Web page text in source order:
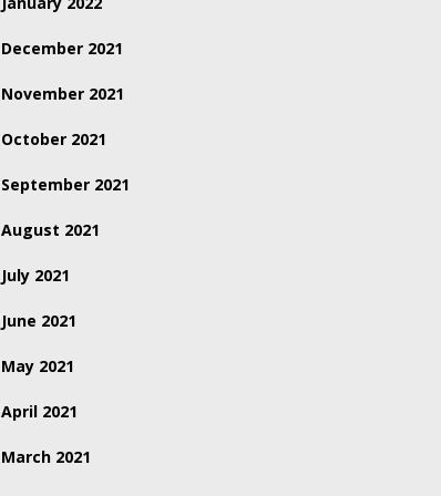
December 2021
November 2021
October 2021
September 2021
August 2021
July 2021
June 2021
May 2021
April 2021
March 2021